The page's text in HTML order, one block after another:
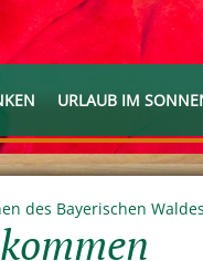
URLAUB IM
des Bayerischen